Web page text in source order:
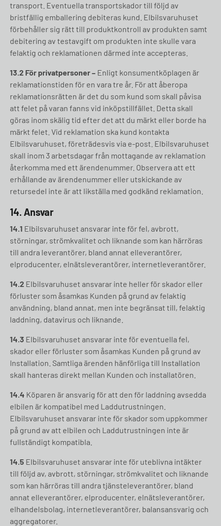
transport. Eventuella transportskador till följd av
bristfällig emballering debiteras kund. Elbilsvaruhuset
förbehåller sig rätt till produktkontroll av produkten samt
debitering av testavgift om produkten inte skulle vara
felaktig och reklamationen därmed inte accepteras.
13.2 För privatpersoner– Enligt konsumentköplagen är
reklamationstiden för en vara tre år. För att åberopa
reklamationsrätten är det du som kund som skall påvisa
att felet på varan fanns vid inköpstillfället. Detta skall
göras inom skälig tid efter det att du märkt eller borde ha
märkt felet. Vid reklamation ska kund kontakta
Elbilsvaruhuset, företrädesvis via e-post. Elbilsvaruhuset
skall inom 3 arbetsdagar från mottagande av reklamation
återkomma med ett ärendenummer. Observera att ett
erhållande av ärendenummer eller utskickande av
retursedel inte är att likställa med godkänd reklamation.
14. Ansvar
14.1 Elbilsvaruhuset ansvarar inte för fel, avbrott,
störningar, strömkvalitet och liknande som kan härröras
till andra leverantörer, bland annat elleverantörer,
elproducenter, elnätsleverantörer, internetleverantörer.
14.2 Elbilsvaruhuset ansvarar inte heller för skador eller
förluster som åsamkas Kunden på grund av felaktig
användning, bland annat, men inte begränsat till, felaktig
laddning, datavirus och liknande.
14.3 Elbilsvaruhuset ansvarar inte för eventuella fel,
skador eller förluster som åsamkas Kunden på grund av
Installation. Samtliga ärenden hänförliga till Installation
skall hanteras direkt mellan Kunden och installatören.
14.4 Köparen är ansvarig för att den för laddning avsedda
elbilen är kompatibel med Laddutrustningen.
Elbilsvaruhuset ansvarar inte för skador som uppkommer
på grund av att elbilen och Laddutrustningen inte är
fullständigt kompatibla.
14.5 Elbilsvaruhuset ansvarar inte för uteblivna intäkter
till följd av, avbrott, störningar, strömkvalitet och liknande
som kan härröras till andra tjänsteleverantörer, bland
annat elleverantörer, elproducenter, elnätsleverantörer,
elhandelsbolag, internetleverantörer, balansansvarig och
aggregatorer.